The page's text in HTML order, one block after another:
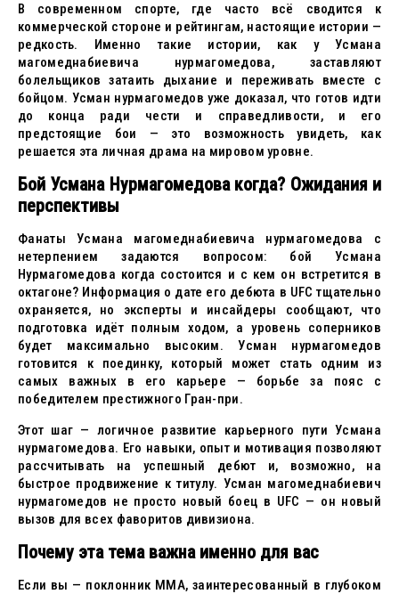
В современном спорте, где часто всё сводится к
коммерческой стороне и рейтингам, настоящие истории —
редкость. Именно такие истории, как у Усмана
магомеднабиевича нурмагомедова, заставляют
болельщиков затаить дыхание и переживать вместе с
бойцом. Усман нурмагомедов уже доказал, что готов идти
до конца ради чести и справедливости, и его
предстоящие бои — это возможность увидеть, как
решается эта личная драма на мировом уровне.
Бой Усмана Нурмагомедова когда? Ожидания и
перспективы
Фанаты Усмана магомеднабиевича нурмагомедова с
нетерпением задаются вопросом: бой Усмана
Нурмагомедова когда состоится и с кем он встретится в
октагоне? Информация о дате его дебюта в UFC тщательно
охраняется, но эксперты и инсайдеры сообщают, что
подготовка идёт полным ходом, а уровень соперников
будет максимально высоким. Усман нурмагомедов
готовится к поединку, который может стать одним из
самых важных в его карьере — борьбе за пояс с
победителем престижного Гран-при.
Этот шаг — логичное развитие карьерного пути Усмана
нурмагомедова. Его навыки, опыт и мотивация позволяют
рассчитывать на успешный дебют и, возможно, на
быстрое продвижение к титулу. Усман магомеднабиевич
нурмагомедов не просто новый боец в UFC — он новый
вызов для всех фаворитов дивизиона.
Почему эта тема важна именно для вас
Если вы — поклонник ММА, заинтересованный в глубоком